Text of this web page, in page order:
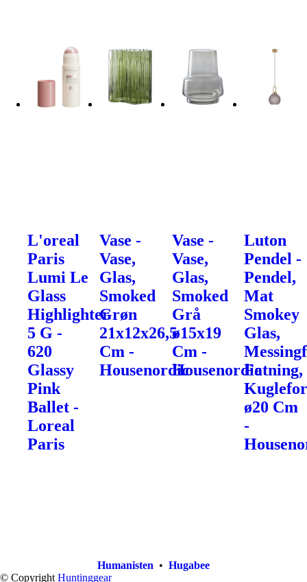
L'oreal
Paris
Lumi Le
Glass
Highlighter
5 G -
620
Glassy
Pink
Ballet -
Loreal
Paris
Vase -
Vase,
Glas,
Smoked
Grøn
21x12x26,5
Cm -
Housenordic
Vase -
Vase,
Glas,
Smoked
Grå
ø15x19
Cm -
Housenordic
Luton
Pendel -
Pendel,
Mat
Smokey
Glas,
Fatning,
ø20 Cm
-
Humanisten • Hugabee
© Copyright Huntinggear